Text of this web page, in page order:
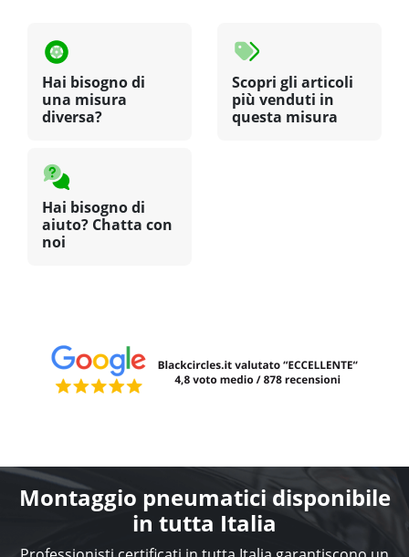
Hai bisogno di
una misura
diversa?
Scopri gli articoli
più venduti in
questa misura
Hai bisogno di
aiuto? Chatta con
noi
Montaggio pneumatici disponibile
in tutta Italia